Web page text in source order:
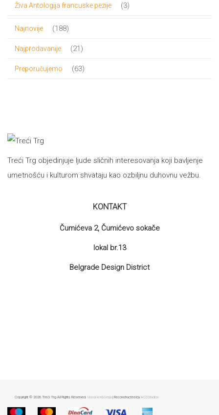
Živa Antologija francuske pezije 33
Najnovije 188188
Najprodavanije 2121
Preporučujemo 6363
Treći Trg objedinjuje ljude sličnih interesovanja koji bavljenje
umetnošću i kulturom shvataju kao ozbiljnu duhovnu vežbu.
KONTAKT
Čumićeva 2, Čumićevo sokače
lokal br.13
Belgrade Design District
Copyright © 2026 Treći Trg All Rights Reserved. Uslovi korišćenja | Reconstructed byACDStudios